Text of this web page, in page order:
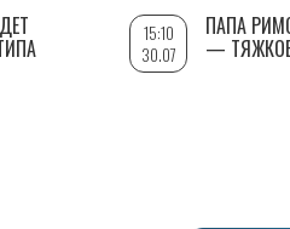
15:10
30.07
ПАПА
— ТЯЖКОЕ